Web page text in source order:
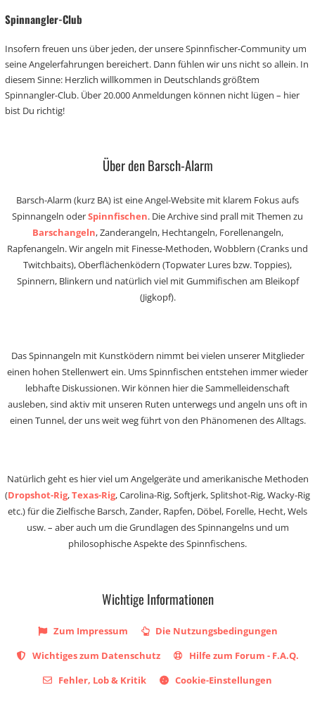
Spinnangler-Club
Insofern freuen uns über jeden, der unsere Spinnfischer-Community um
seine Angelerfahrungen bereichert. Dann fühlen wir uns nicht so allein. In
diesem Sinne: Herzlich willkommen in Deutschlands größtem
Spinnangler-Club. Über 20.000 Anmeldungen können nicht lügen – hier
bist Du richtig!
Über den Barsch-Alarm
Barsch-Alarm (kurz BA) ist eine Angel-Website mit klarem Fokus aufs
Spinnangeln oderSpinnfischen. Die Archive sind prall mit Themen zu
Barschangeln, Zanderangeln, Hechtangeln, Forellenangeln,
Rapfenangeln. Wir angeln mit Finesse-Methoden, Wobblern (Cranks und
Twitchbaits), Oberflächenködern (Topwater Lures bzw. Toppies),
Spinnern, Blinkern und natürlich viel mit Gummifischen am Bleikopf
(Jigkopf).
Das Spinnangeln mit Kunstködern nimmt bei vielen unserer Mitglieder
einen hohen Stellenwert ein. Ums Spinnfischen entstehen immer wieder
lebhafte Diskussionen. Wir können hier die Sammelleidenschaft
ausleben, sind aktiv mit unseren Ruten unterwegs und angeln uns oft in
einen Tunnel, der uns weit weg führt von den Phänomenen des Alltags.
Natürlich geht es hier viel um Angelgeräte und amerikanische Methoden
(Dropshot-Rig,Texas-Rig, Carolina-Rig, Softjerk, Splitshot-Rig, Wacky-Rig
etc.) für die Zielfische Barsch, Zander, Rapfen, Döbel, Forelle, Hecht, Wels
usw. – aber auch um die Grundlagen des Spinnangelns und um
philosophische Aspekte des Spinnfischens.
Wichtige Informationen
Zum Impressum
Die Nutzungsbedingungen
Wichtiges zum Datenschutz
Hilfe zum Forum - F.A.Q.
Fehler, Lob & Kritik
Cookie-Einstellungen